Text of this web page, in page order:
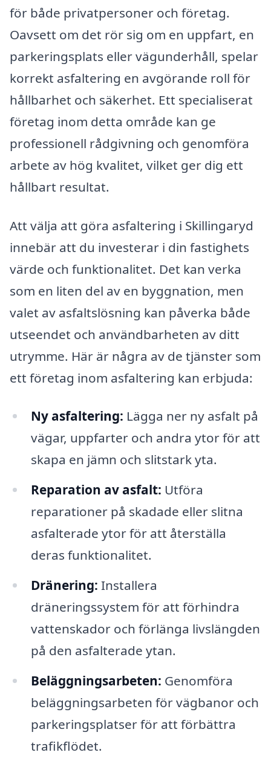
för både privatpersoner och företag.
Oavsett om det rör sig om en uppfart, en
parkeringsplats eller vägunderhåll, spelar
korrekt asfaltering en avgörande roll för
hållbarhet och säkerhet. Ett specialiserat
företag inom detta område kan ge
professionell rådgivning och genomföra
arbete av hög kvalitet, vilket ger dig ett
hållbart resultat.
Att välja att göra asfaltering i Skillingaryd
innebär att du investerar i din fastighets
värde och funktionalitet. Det kan verka
som en liten del av en byggnation, men
valet av asfaltslösning kan påverka både
utseendet och användbarheten av ditt
utrymme. Här är några av de tjänster som
ett företag inom asfaltering kan erbjuda:
Ny asfaltering: Lägga ner ny asfalt på
vägar, uppfarter och andra ytor för att
skapa en jämn och slitstark yta.
Reparation av asfalt: Utföra
reparationer på skadade eller slitna
asfalterade ytor för att återställa
deras funktionalitet.
Dränering: Installera
dräneringssystem för att förhindra
vattenskador och förlänga livslängden
på den asfalterade ytan.
Beläggningsarbeten: Genomföra
beläggningsarbeten för vägbanor och
parkeringsplatser för att förbättra
trafikflödet.